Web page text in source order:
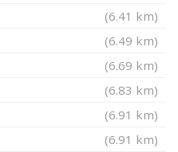
(6.41 km)
(6.49 km)
(6.69 km)
(6.83 km)
(6.91 km)
(6.91 km)